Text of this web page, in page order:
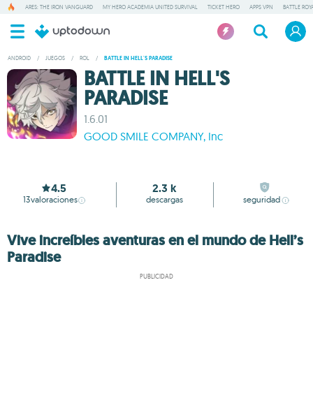
ARES: THE IRON VANGUARD MY HERO ACADEMIA UNITED SURVIVAL TICKET HERO APPS VPN BATTLE
ANDROID / JUEGOS / ROL / BATTLE IN HELL'S PARADISE
BATTLE IN HELL'S
PARADISE
1.6.01
GOOD SMILE COMPANY, Inc
4.5
13valoraciones
2.3 k
descargas seguridad
Vive increíbles aventuras en el mundo de Hell’s
Paradise
PUBLICIDAD